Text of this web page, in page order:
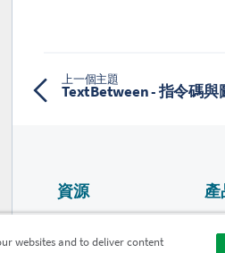
上一個主題
TextBetween - 指令碼與
資源 產
websites and to deliver content